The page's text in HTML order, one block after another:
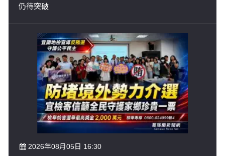
仍待突破
2026年08月05日 16:30